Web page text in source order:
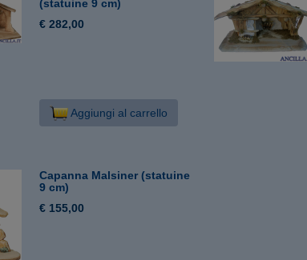
(statuine 9 cm)
€ 282,00
Aggiungi al carrello
Capanna Malsiner (statuine
9 cm)
€ 155,00